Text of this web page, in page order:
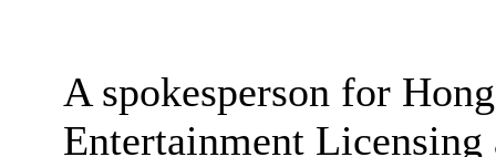
A spokesperson for
Entertainment